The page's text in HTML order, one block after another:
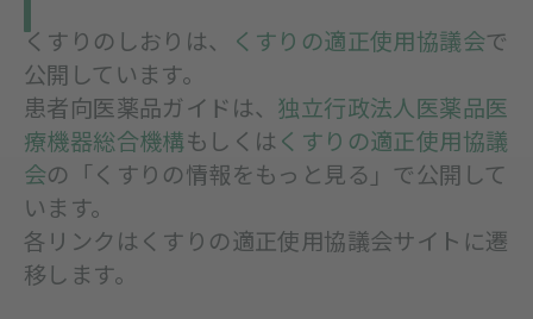
くすりのしおりは、 くすりの適正使用協議会で
公開しています。
患者向医薬品ガイドは、 独立行政法人医薬品医
療機器総合機構もしくは くすりの適正使用協議
会の「くすりの情報をもっと見る」で公開して
います。
各リンクはくすりの適正使用協議会サイトに遷
移します。